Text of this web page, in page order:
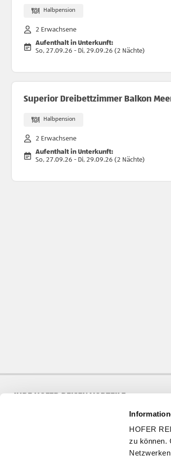
HOFER
zu können.
Halbpension
2 Erwachsene
Aufenthalt in Unterkunft:
So, 27.09.26 - Di, 29.09.26 (2 Nächte)
Superior Dreibettzimmer Balkon
Halbpension
2 Erwachsene
Aufenthalt in Unterkunft:
So, 27.09.26 - Di, 29.09.26 (2 Nächte)
IHRE HOFER REISEN VORTEILE
97%